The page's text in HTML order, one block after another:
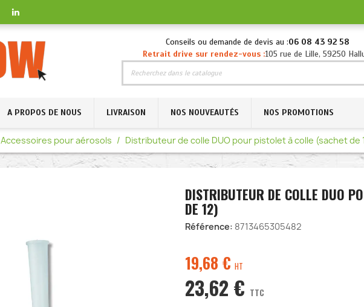
Conseils ou demande de devis au :06 08 43 92 58
Retrait drive sur rendez-vous :105 rue de Lille, 59250
A PROPOS DE NOUS LIVRAISON NOS NOUVEAUTÉS NOS PROMOTIONS
Accessoires pour aérosols Distributeur de colle DUO pour pistolet à colle (sachet de
DISTRIBUTEUR DE COLLE DUO
DE 12)
Référence: 8713465305482
19,68 € HT
23,62 € TTC